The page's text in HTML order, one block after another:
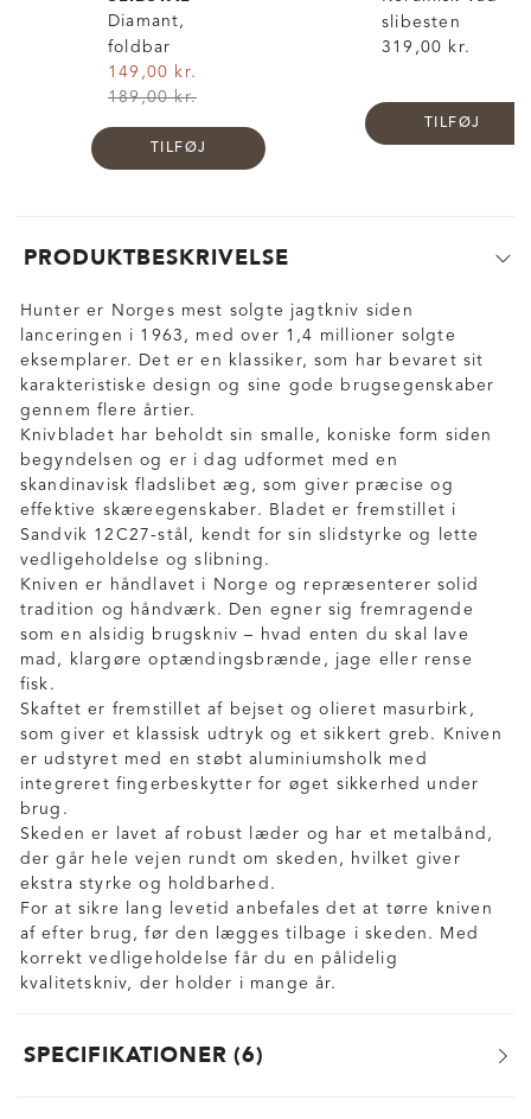
Diamant,
foldbar
149,00 kr.
189,00 kr.
TILFØJ
slibesten
319,00 kr.
TILFØJ
PRODUKTBESKRIVELSE
Hunter er Norges mest solgte jagtkniv siden
lanceringen i 1963, med over 1,4 millioner solgte
eksemplarer. Det er en klassiker, som har bevaret sit
karakteristiske design og sine gode brugsegenskaber
gennem flere årtier.
Knivbladet har beholdt sin smalle, koniske form siden
begyndelsen og er i dag udformet med en
skandinavisk fladslibet æg, som giver præcise og
effektive skæreegenskaber. Bladet er fremstillet i
Sandvik 12C27-stål, kendt for sin slidstyrke og lette
vedligeholdelse og slibning.
Kniven er håndlavet i Norge og repræsenterer solid
tradition og håndværk. Den egner sig fremragende
som en alsidig brugskniv – hvad enten du skal lave
mad, klargøre optændingsbrænde, jage eller rense
fisk.
Skaftet er fremstillet af bejset og olieret masurbirk,
som giver et klassisk udtryk og et sikkert greb. Kniven
er udstyret med en støbt aluminiumsholk med
integreret fingerbeskytter for øget sikkerhed under
brug.
Skeden er lavet af robust læder og har et metalbånd,
der går hele vejen rundt om skeden, hvilket giver
ekstra styrke og holdbarhed.
For at sikre lang levetid anbefales det at tørre kniven
af efter brug, før den lægges tilbage i skeden. Med
korrekt vedligeholdelse får du en pålidelig
kvalitetskniv, der holder i mange år.
SPECIFIKATIONER 6